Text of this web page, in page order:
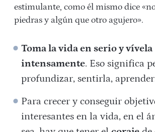
estimulante, como él mismo dice
piedras y algún que otro agujero».
Toma la vida en serio y vívela
intensamente. Eso significa
profundizar, sentirla,
Para crecer y conseguir
interesantes en la vida, en el